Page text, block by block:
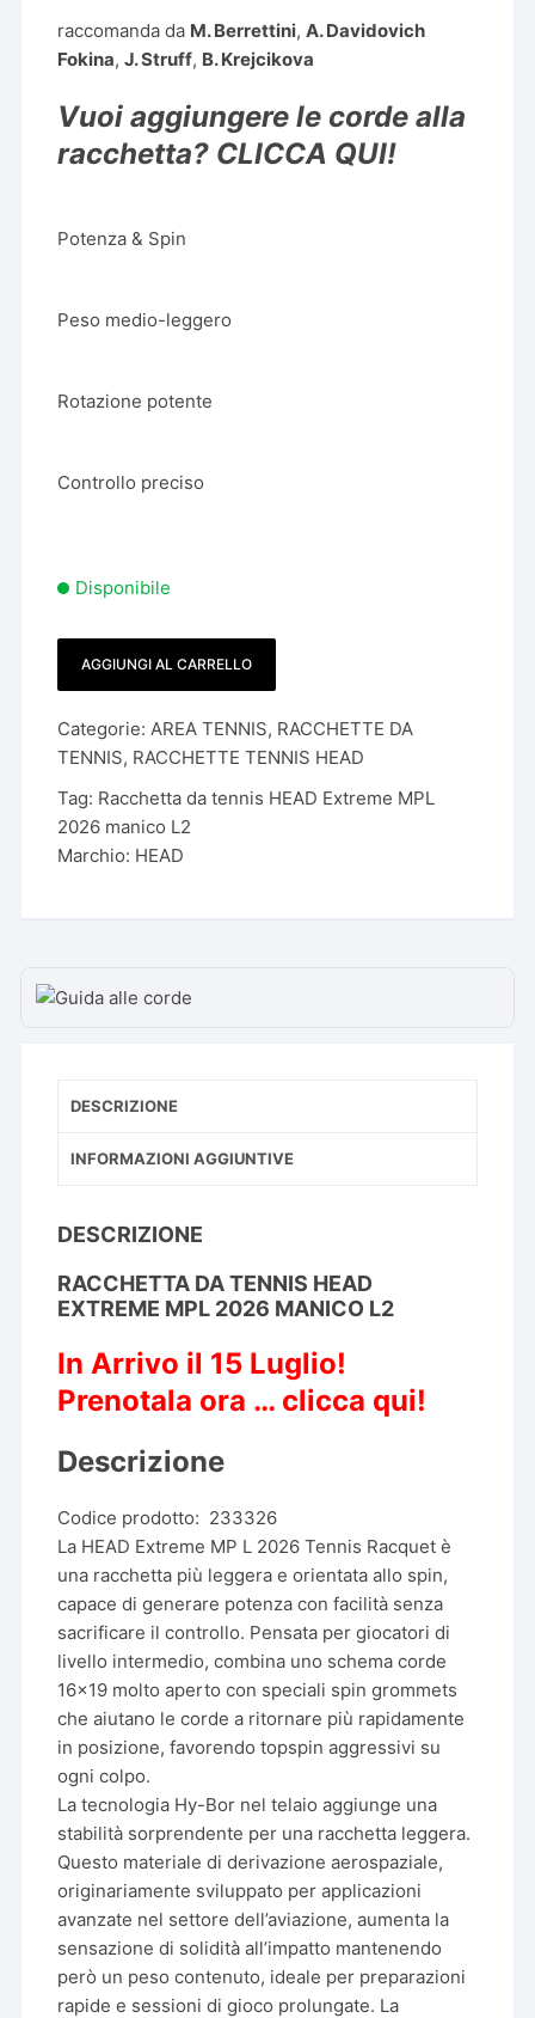
raccomanda da M. Berrettini,A. Davidovich
Fokina,J. Struff, B. Krejcikova
Vuoi aggiungere le corde alla
racchetta? CLICCA QUI!
Potenza & Spin
Peso medio-leggero
Rotazione potente
Controllo preciso
Disponibile
Racchetta
tennis
HEAD
Extreme
MPL
2026
AGGIUNGI AL CARRELLO
Categorie:AREA TENNIS, RACCHETTE DA
TENNIS, RACCHETTE TENNIS HEAD
Tag: Racchetta da tennis HEAD Extreme MPL
2026 manico L2
Marchio: HEAD
DESCRIZIONE
INFORMAZIONI AGGIUNTIVE
DESCRIZIONE
RACCHETTA DA TENNIS HEAD
EXTREME MPL 2026 MANICO L2
In Arrivo il 15 Luglio!
Prenotala ora … clicca qui!
Descrizione
Codice prodotto: 233326
La HEAD Extreme MP L 2026 Tennis Racquet è
una racchetta più leggera e orientata allo spin,
capace di generare potenza con facilità senza
sacrificare il controllo. Pensata per giocatori di
livello intermedio, combina uno schema corde
16×19 molto aperto con speciali spin grommets
che aiutano le corde a ritornare più rapidamente
in posizione, favorendo topspin aggressivi su
ogni colpo.
La tecnologia Hy-Bor nel telaio aggiunge una
stabilità sorprendente per una racchetta leggera.
Questo materiale di derivazione aerospaziale,
originariamente sviluppato per applicazioni
avanzate nel settore dell’aviazione, aumenta la
sensazione di solidità all’impatto mantenendo
però un peso contenuto, ideale per preparazioni
rapide e sessioni di gioco prolungate. La